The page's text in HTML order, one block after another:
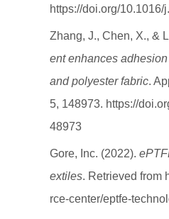
https://doi.org/10.1016/
Zhang, J., Chen, X., &
ent enhances
and polyester fabric.
5, 148973. https://
48973
Gore, Inc. (2022).
extiles. Retrieved from
rce-center/eptfe-